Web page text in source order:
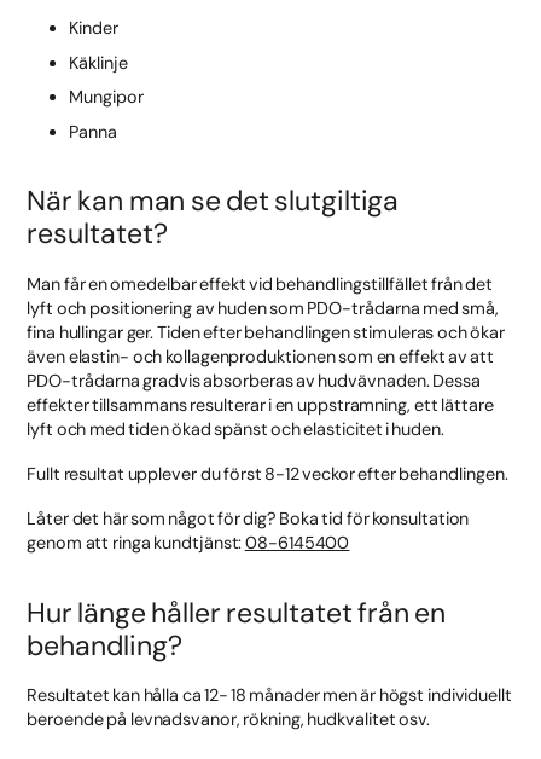
Kinder
Käklinje
Mungipor
Panna
När kan man se det slutgiltiga
resultatet?
Man får en omedelbar effekt vid behandlingstillfället från det
lyft och positionering av huden som PDO-trådarna med små,
fina hullingar ger. Tiden efter behandlingen stimuleras och ökar
även elastin- och kollagenproduktionen som en effekt av att
PDO-trådarna gradvis absorberas av hudvävnaden. Dessa
effekter tillsammans resulterar i en uppstramning, ett lättare
lyft och med tiden ökad spänst och elasticitet i huden.
Fullt resultat upplever du först 8-12 veckor efter behandlingen.
Låter det här som något för dig? Boka tid för konsultation
genom att ringa kundtjänst:08-6145400
Hur länge håller resultatet från en
behandling?
Resultatet kan hålla ca 12- 18 månader men är högst individuellt
beroende på levnadsvanor, rökning, hudkvalitet osv.